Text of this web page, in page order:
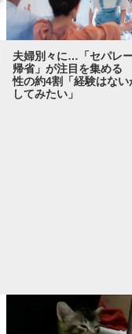
夫婦別々に…「セパレ
帰省」が注目を集める
性の約4割「経験はない
してみたい」